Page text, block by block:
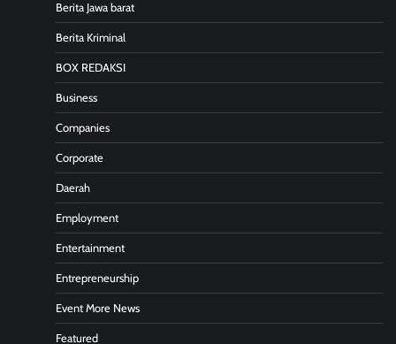
Berita Jawa barat
Berita Kriminal
BOX REDAKSI
Business
Companies
Corporate
Daerah
Employment
Entertainment
Entrepreneurship
Event More News
Featured